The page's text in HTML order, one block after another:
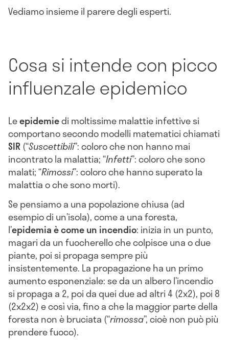
Vediamo insieme il parere degli esperti.
Cosa si intende con picco
influenzale epidemico
Leepidemiedi moltissime malattie infettive si
comportano secondo modelli matematici chiamati
SIR(“Suscettibili”: coloro che non hanno mai
incontrato la malattia; “Infetti”: coloro che sono
malati; “Rimossi”: coloro che hanno superato la
malattia o che sono morti).
Se pensiamo a una popolazione chiusa (ad
esempio di un’isola), come a una foresta,
l’epidemia è come un incendio: inizia in un punto,
magari da un fuocherello che colpisce una o due
piante, poi si propaga sempre più
insistentemente. La propagazione ha un primo
aumento esponenziale: se da un albero l’incendio
si propaga a 2, poi da quei due ad altri 4 (2x2), poi 8
(2x2x2) e così via, fino a che la maggior parte della
foresta non è bruciata (“rimossa”, cioè non può più
prendere fuoco).